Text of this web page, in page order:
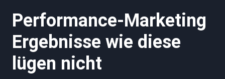
Performance-Marketing
Ergebnisse wie diese
lügen nicht